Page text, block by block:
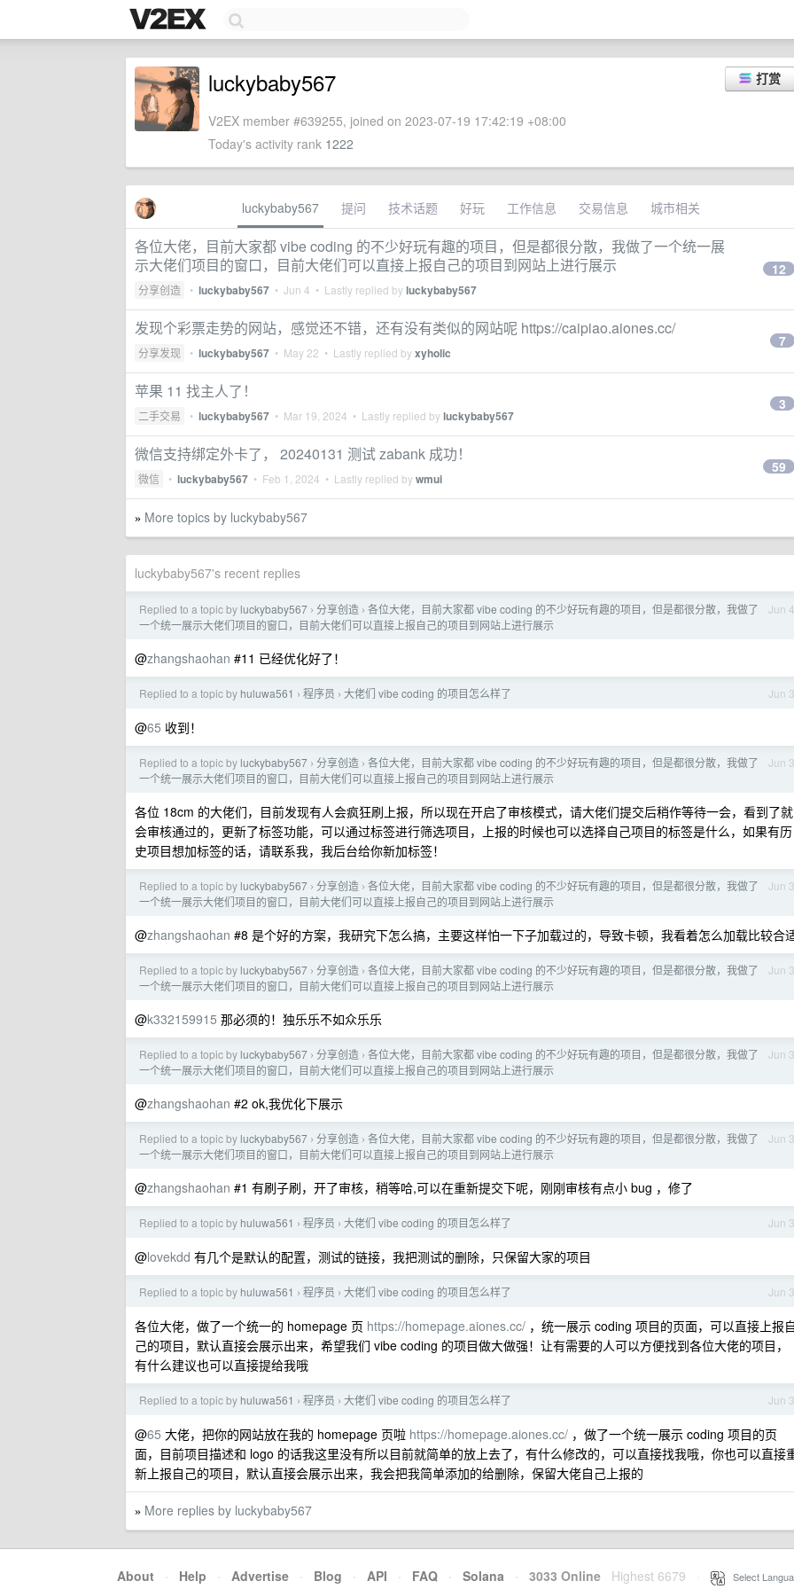
打赏
luckybaby567
V2EX member #639255, joined on 2023-07-19 17:42:19 +08:00
Today's activity rank 1222
luckybaby567 提问 技术话题 好玩 工作信息 交易信息 城市相关
各位大佬，目前大家都 vibe coding 的不少好玩有趣的项目，但是都很分散，我做了一个统一展
示大佬们项目的窗口，目前大佬们可以直接上报自己的项目到网站上进行展示
分享创造 • luckybaby567 • Jun 4 • Lastly replied byluckybaby567
12
发现个彩票走势的网站，感觉还不错，还有没有类似的网站呢 https://caipiao.aiones.cc/
分享发现 • luckybaby567 • May 22 • Lastly replied byxyholic
7
苹果 11 找主人了！
二手交易 • luckybaby567 • Mar 19, 2024 • Lastly replied byluckybaby567
3
微信支持绑定外卡了， 20240131 测试 zabank 成功！
微信 • luckybaby567 • Feb 1, 2024 • Lastly replied bywmui
59
» More topics by luckybaby567
luckybaby567's recent replies
Jun 4
Replied to a topic by luckybaby567 › 分享创造 › 各位大佬，目前大家都 vibe coding 的不少好玩有趣的项目，但是都很分散，我做了
一个统一展示大佬们项目的窗口，目前大佬们可以直接上报自己的项目到网站上进行展示
@zhangshaohan #11 已经优化好了！
Jun 3
Replied to a topic by huluwa561 › 程序员 › 大佬们 vibe coding 的项目怎么样了
@65 收到！
Jun 3
Replied to a topic by luckybaby567 › 分享创造 › 各位大佬，目前大家都 vibe coding 的不少好玩有趣的项目，但是都很分散，我做了
一个统一展示大佬们项目的窗口，目前大佬们可以直接上报自己的项目到网站上进行展示
各位 18cm 的大佬们，目前发现有人会疯狂刷上报，所以现在开启了审核模式，请大佬们提交后稍作等待一会，看到了就
会审核通过的，更新了标签功能，可以通过标签进行筛选项目，上报的时候也可以选择自己项目的标签是什么，如果有历
史项目想加标签的话，请联系我，我后台给你新加标签！
Jun 3
Replied to a topic by luckybaby567 › 分享创造 › 各位大佬，目前大家都 vibe coding 的不少好玩有趣的项目，但是都很分散，我做了
一个统一展示大佬们项目的窗口，目前大佬们可以直接上报自己的项目到网站上进行展示
@zhangshaohan #8 是个好的方案，我研究下怎么搞，主要这样怕一下子加载过的，导致卡顿，我看着怎么加载比较合
Jun 3
Replied to a topic by luckybaby567 › 分享创造 › 各位大佬，目前大家都 vibe coding 的不少好玩有趣的项目，但是都很分散，我做了
一个统一展示大佬们项目的窗口，目前大佬们可以直接上报自己的项目到网站上进行展示
@k332159915 那必须的！独乐乐不如众乐乐
Jun 3
Replied to a topic by luckybaby567 › 分享创造 › 各位大佬，目前大家都 vibe coding 的不少好玩有趣的项目，但是都很分散，我做了
一个统一展示大佬们项目的窗口，目前大佬们可以直接上报自己的项目到网站上进行展示
@zhangshaohan #2 ok,我优化下展示
Jun 3
Replied to a topic by luckybaby567 › 分享创造 › 各位大佬，目前大家都 vibe coding 的不少好玩有趣的项目，但是都很分散，我做了
一个统一展示大佬们项目的窗口，目前大佬们可以直接上报自己的项目到网站上进行展示
@zhangshaohan #1 有刷子刷，开了审核，稍等哈,可以在重新提交下呢，刚刚审核有点小 bug ，修了
Jun 3
Replied to a topic by huluwa561 › 程序员 › 大佬们 vibe coding 的项目怎么样了
@lovekdd 有几个是默认的配置，测试的链接，我把测试的删除，只保留大家的项目
Jun 3
Replied to a topic by huluwa561 › 程序员 › 大佬们 vibe coding 的项目怎么样了
各位大佬，做了一个统一的 homepage 页 https://homepage.aiones.cc/ ，统一展示 coding 项目的页面，可以直接上报自
己的项目，默认直接会展示出来，希望我们 vibe coding 的项目做大做强！让有需要的人可以方便找到各位大佬的项目，
有什么建议也可以直接提给我哦
Jun 3
Replied to a topic by huluwa561 › 程序员 › 大佬们 vibe coding 的项目怎么样了
@65 大佬，把你的网站放在我的 homepage 页啦 https://homepage.aiones.cc/ ，做了一个统一展示 coding 项目的页
面，目前项目描述和 logo 的话我这里没有所以目前就简单的放上去了，有什么修改的，可以直接找我哦，你也可以直接
新上报自己的项目，默认直接会展示出来，我会把我简单添加的给删除，保留大佬自己上报的
» More replies by luckybaby567
About · Help · Advertise · Blog · API · FAQ · Solana · 3033 Online Highest 6679 Select